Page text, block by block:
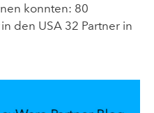
konnten: 80
den USA 32 Partner in